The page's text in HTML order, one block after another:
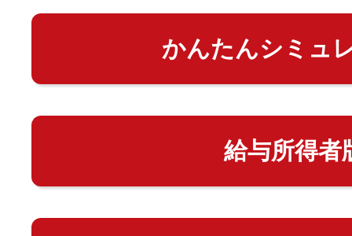
かんたんシミュ
給与所得者